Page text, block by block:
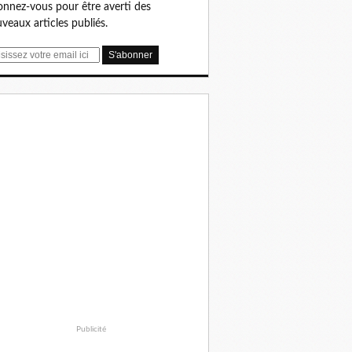
vous pour être averti des
articles publiés.
Publicité